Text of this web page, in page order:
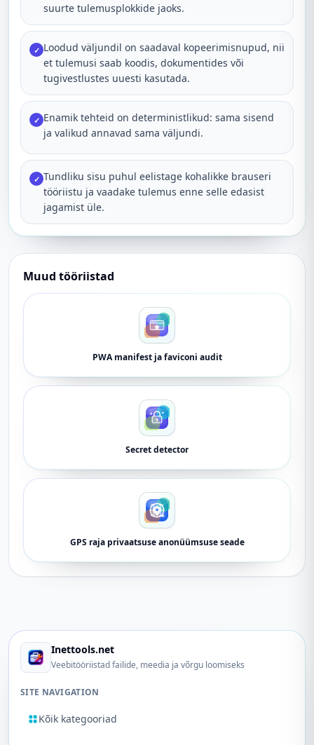
suurte tulemusplokkide jaoks.
✓ Loodud väljundil on saadaval kopeerimisnupud, nii
et tulemusi saab koodis, dokumentides või
tugivestlustes uuesti kasutada.
✓ Enamik tehteid on deterministlikud: sama sisend
ja valikud annavad sama väljundi.
✓ Tundliku sisu puhul eelistage kohalikke brauseri
tööriistu ja vaadake tulemus enne selle edasist
jagamist üle.
Muud tööriistad
PWA manifest ja faviconi audit
Secret detector
GPS raja privaatsuse anonüümsuse seade
Inettools.net
Veebitööriistad failide, meedia ja võrgu loomiseks
SITE NAVIGATION
Kõik kategooriad